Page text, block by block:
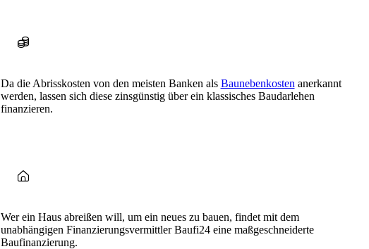
Da die Abrisskosten von den meisten Banken als Baunebenkosten anerkannt
werden, lassen sich diese zinsgünstig über ein klassisches Baudarlehen
finanzieren.
Wer ein Haus abreißen will, um ein neues zu bauen, findet mit dem
unabhängigen Finanzierungsvermittler Baufi24 eine maßgeschneiderte
Baufinanzierung.